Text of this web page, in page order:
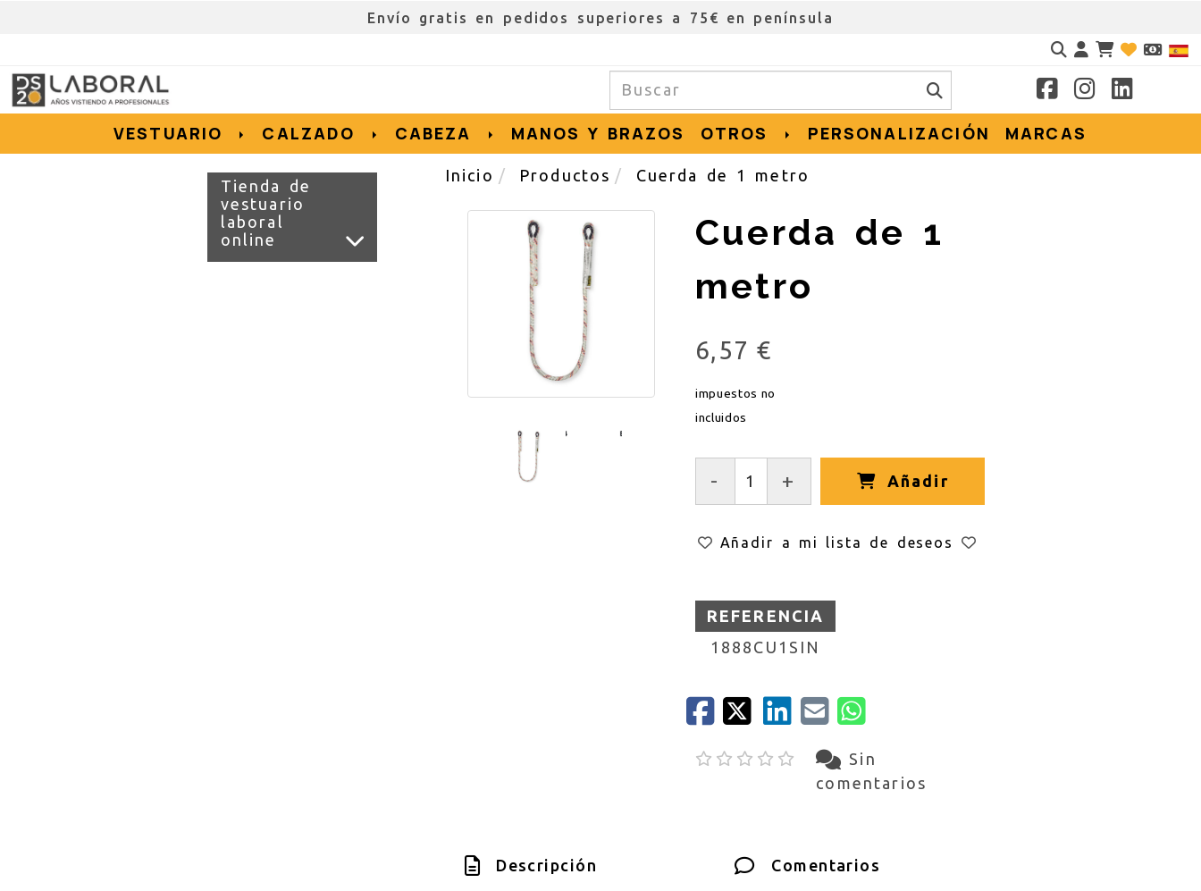
Envío gratis en pedidos superiores a 75€ en península
Identifícate
VESTUARIO CALZADO CABEZA MANOS Y BRAZOS OTROS PERSONALIZACIÓN MARCAS
Tienda de
vestuario
laboral
online
Inicio Productos Cuerda de 1 metro
Cuerda de 1
metro
6,57 €
impuestos no
incluidos
- + Añadir
Añadir a mi lista de deseos
REFERENCIA
1888CU1SIN
Sin
comentarios
Descripción Comentarios